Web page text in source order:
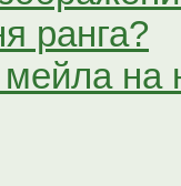
ранга?
мейла